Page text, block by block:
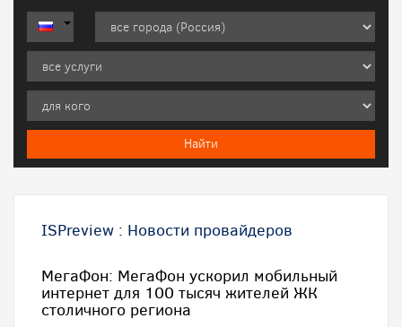
ISPreview : Новости провайдеров
МегаФон: МегаФон ускорил мобильный
интернет для 100 тысяч жителей ЖК
столичного региона